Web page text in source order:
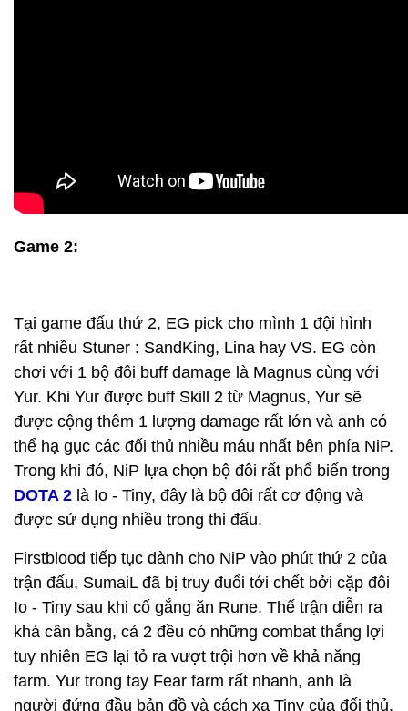
Game 2:
Tại game đấu thứ 2, EG pick cho mình 1 đội hình
rất nhiều Stuner : SandKing, Lina hay VS. EG còn
chơi với 1 bộ đôi buff damage là Magnus cùng với
Yur. Khi Yur được buff Skill 2 từ Magnus, Yur sẽ
được cộng thêm 1 lượng damage rất lớn và anh có
thể hạ gục các đối thủ nhiều máu nhất bên phía NiP.
Trong khi đó, NiP lựa chọn bộ đôi rất phổ biến trong
DOTA 2 là Io - Tiny, đây là bộ đôi rất cơ động và
được sử dụng nhiều trong thi đấu.
Firstblood tiếp tục dành cho NiP vào phút thứ 2 của
trận đấu, SumaiL đã bị truy đuổi tới chết bởi cặp đôi
Io - Tiny sau khi cố gắng ăn Rune. Thế trận diễn ra
khá cân bằng, cả 2 đều có những combat thắng lợi
tuy nhiên EG lại tỏ ra vượt trội hơn về khả năng
farm. Yur trong tay Fear farm rất nhanh, anh là
người đứng đầu bản đồ và cách xa Tiny của đối thủ.